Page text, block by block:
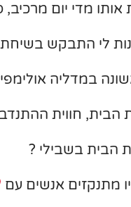
אותו מדי יום
לי התבקש
במדליה
הבית, חווית
הבית בשבילי ?
מתנקזים אנשים עם